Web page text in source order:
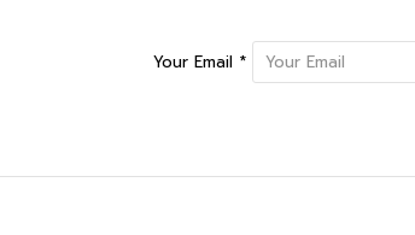
Your Email *